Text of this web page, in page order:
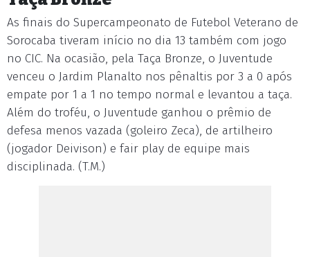
As finais do Supercampeonato de Futebol Veterano de
Sorocaba tiveram início no dia 13 também com jogo
no CIC. Na ocasião, pela Taça Bronze, o Juventude
venceu o Jardim Planalto nos pênaltis por 3 a 0 após
empate por 1 a 1 no tempo normal e levantou a taça.
Além do troféu, o Juventude ganhou o prêmio de
defesa menos vazada (goleiro Zeca), de artilheiro
(jogador Deivison) e fair play de equipe mais
disciplinada. (T.M.)